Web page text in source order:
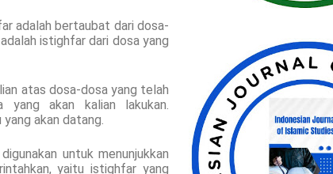
adalah bertaubat dari dosa-
istighfar dari dosa yang
atas dosa-dosa yang telah
yang akan kalian lakukan.
akan datang.
untuk menunjukkan
yaitu istighfar yang